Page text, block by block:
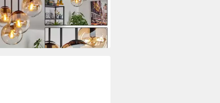
bei dir